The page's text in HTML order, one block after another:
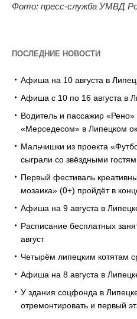
Фото: пресс-служба УМВД
ПОСЛЕДНИЕ НОВОСТИ
Афиша на 10 августа в
Афиша с 10 по 16 августа в
Водитель и пассажир
«Мерседесом» в Липецком
Мальчишки из проекта
сыграли со звёздными
Первый фестиваль
мозаика» (0+) пройдёт в
Афиша на 9 августа в
Расписание бесплатных
август
Четырём липецким котятам
Афиша на 8 августа в
У здания соцфонда в
отремонтировать и первый